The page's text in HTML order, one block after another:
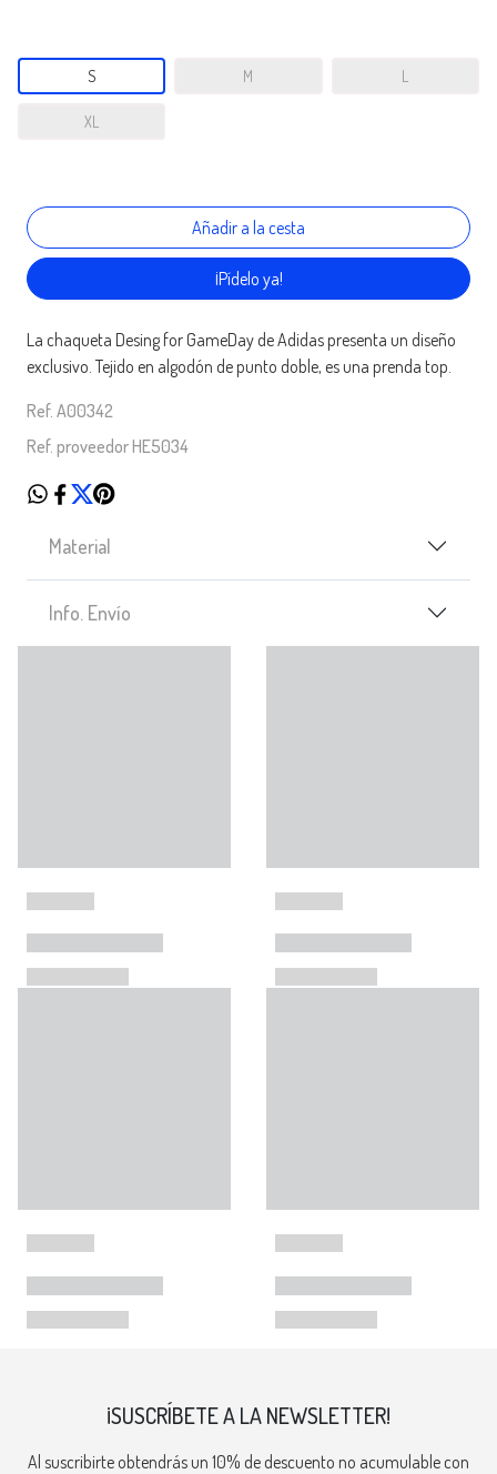
S M L
XL
¡Pídelo ya!
La chaqueta Desing for GameDay de Adidas presenta un diseño
exclusivo. Tejido en algodón de punto doble, es una prenda top.
Ref. A00342
Ref. proveedor HE5034
Material
Info. Envío
¡SUSCRÍBETE A LA NEWSLETTER!
Al suscribirte obtendrás un 10% de descuento no acumulable con